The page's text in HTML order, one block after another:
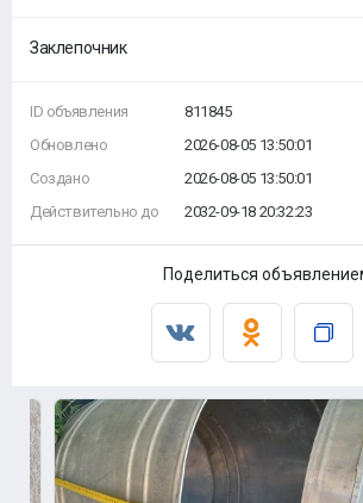
Заклепочник
ID объявления
Обновлено
Создано
Действительно до
811845
2026-08-05 13:50:01
2026-08-05 13:50:01
2032-09-18 20:32:23
Поделиться